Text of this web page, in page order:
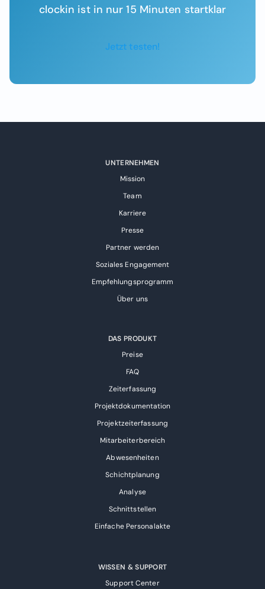
clockin ist in nur 15 Minuten startklar
Jetzt testen!
UNTERNEHMEN
Mission
Team
Karriere
Presse
Partner werden
Soziales Engagement
Empfehlungsprogramm
Über uns
DAS PRODUKT
Preise
FAQ
Zeiterfassung
Projektdokumentation
Projektzeiterfassung
Mitarbeiterbereich
Abwesenheiten
Schichtplanung
Analyse
Schnittstellen
Einfache Personalakte
WISSEN & SUPPORT
Support Center